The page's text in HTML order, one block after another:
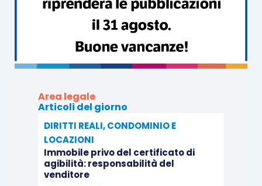
Area legale
Articoli del giorno
DIRITTI REALI, CONDOMINIO E
LOCAZIONI
Immobile privo del certificato di
agibilità: responsabilità del
venditore